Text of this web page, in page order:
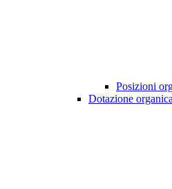
Posizioni
Dotazione organica